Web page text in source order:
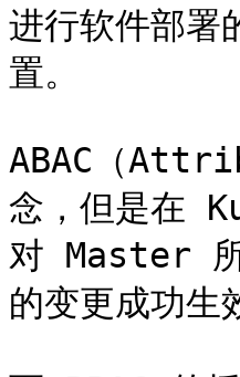
进行软件部署
置。
ABAC（
念，但是在
对 Master 所
的变更成功